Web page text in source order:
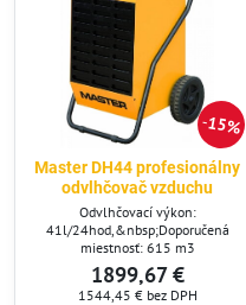
15%
Master DH44 profesionálny
odvlhčovač vzduchu
Odvlhčovací výkon:
41l/24hod,&nbsp;Doporučená
miestnosť: 615 m3
1899,67 €
1544,45 € bez DPH